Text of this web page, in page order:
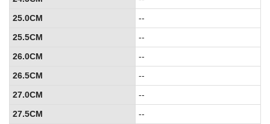
25.0CM
--
25.5CM
--
26.0CM
--
26.5CM
--
27.0CM
--
27.5CM
--